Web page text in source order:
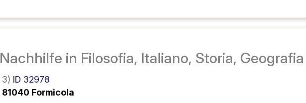
خصوصی فلسفه، زبان ایتالیایی، تاریخ، جغرافیا
۳)
شناسه ۳۲۹۷۸
۸۱۰۴۰ فورمیکولا